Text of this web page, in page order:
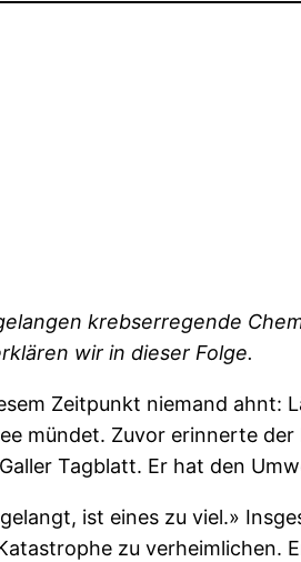
krebserregende
wir in dieser Folge.
Zeitpunkt niemand ahnt:
mündet. Zuvor erinnerte
Tagblatt. Er hat den
ist eines zu viel.»
zu verheimlichen.